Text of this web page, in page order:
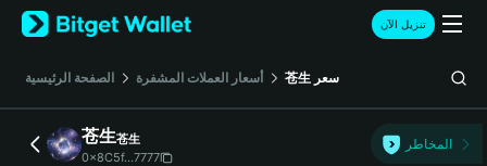
English
日本語
Русский
Español (Latinoamérica)
Türkçe
تنزيل الآن
الصفحة الرئيسية أسعار العملات المشفرة 苍生 سعر
苍生苍生
0x8C5f...7777
المخاطر